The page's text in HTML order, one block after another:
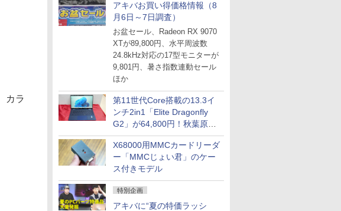
アキバお買い得価格情報（8
月6日～7日調査）
お盆セール、Radeon RX 9070
XTが89,800円、水平周波数
24.8kHz対応の17型モニターが
9,801円、暑さ指数連動セール
ほか
第11世代Core搭載の13.3イ
ンチ2in1「Elite Dragonfly
G2」が64,800円！秋葉原で
中古PCセール
X68000用MMCカードリーダ
ー「MMCじょい君」のケー
ス付きモデル
特別企画
アキバに“夏の特価ラッシ
カラ